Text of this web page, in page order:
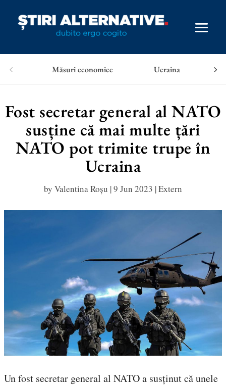
Măsuri economice Ucraina
Fost secretar general al NATO
susține că mai multe țări
NATO pot trimite trupe în
Ucraina
by Valentina Roșu |9 Jun 2023 |Extern
Un fost secretar general al NATO a susținut că unele